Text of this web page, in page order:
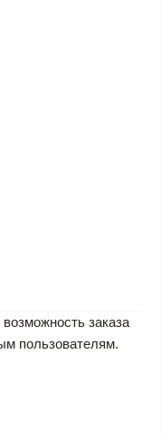
заказа
пользователям.